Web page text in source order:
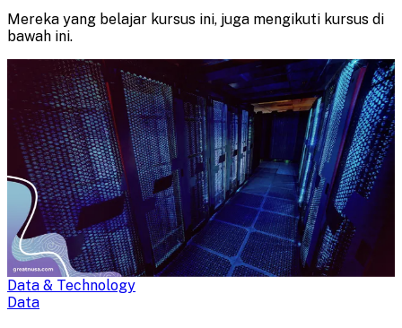
Mereka yang belajar kursus ini, juga mengikuti kursus di
bawah ini.
Data & Technology
Data